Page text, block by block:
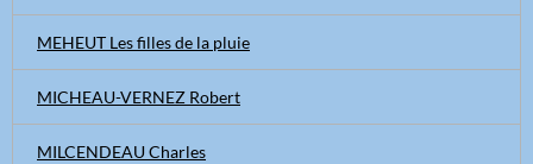
MEHEUT Les filles de la pluie
MICHEAU-VERNEZ Robert
MILCENDEAU Charles